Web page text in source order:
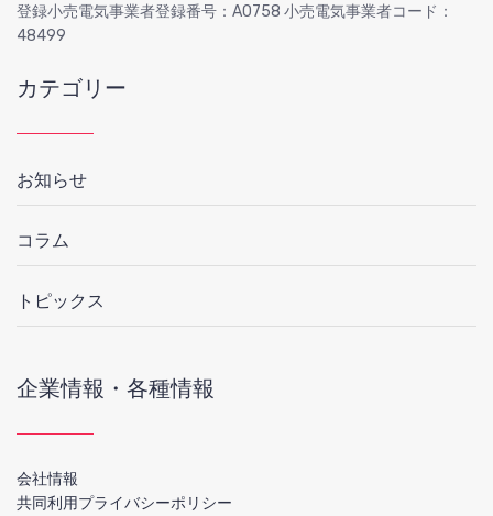
登録小売電気事業者登録番号：A0758 小売電気事業者コード：
48499
カテゴリー
お知らせ
コラム
トピックス
企業情報・各種情報
会社情報
共同利用プライバシーポリシー